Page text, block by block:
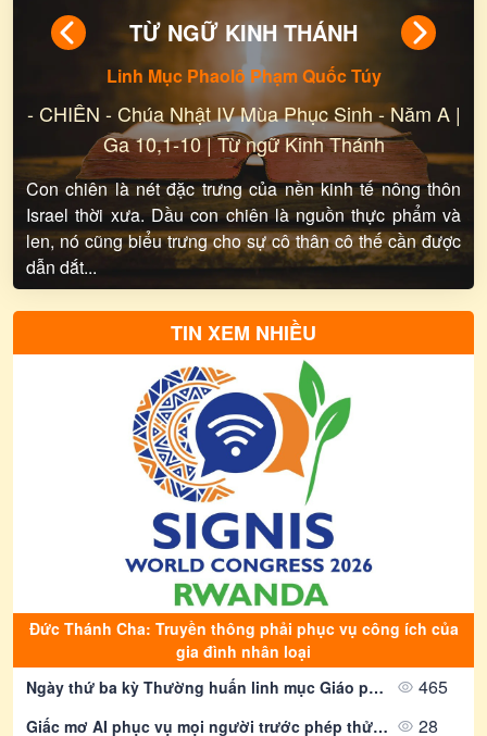
503
TỪ NGỮ KINH THÁNH
Linh Mục Phaolô Phạm Quốc Túy
- CHIÊN - Chúa Nhật IV Mùa Phục Sinh - Năm A |
Ga 10,1-10 | Từ ngữ Kinh Thánh
Con chiên là nét đặc trưng của nền kinh tế nông thôn
Israel thời xưa. Dầu con chiên là nguồn thực phẩm và
len, nó cũng biểu trưng cho sự cô thân cô thế cần được
dẫn dắt...
TIN XEM NHIỀU
Đức Thánh Cha: Truyền thông phải phục vụ công ích của
gia đình nhân loại
Ngày thứ ba kỳ Thường huấn linh mục Giáo phận Phú Cường: Hội đồng Giáo xứ và ngân sách dành cho việc bác ái xã hội
465
Giấc mơ AI phục vụ mọi người trước phép thử về đầu tư và lợi nhuận 28